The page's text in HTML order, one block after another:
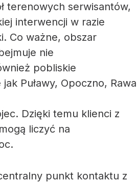
terenowych serwisantów,
interwencji w razie
Co ważne, obszar
nie
pobliskie
Puławy, Opoczno, Rawa
Dzięki temu klienci z
liczyć na
punkt kontaktu z